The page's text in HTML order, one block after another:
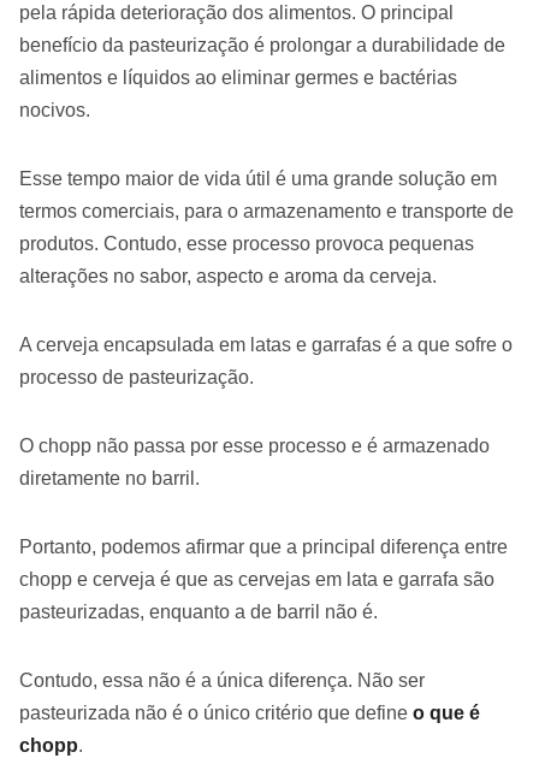
pela rápida deterioração dos alimentos. O principal
benefício da pasteurização é prolongar a durabilidade de
alimentos e líquidos ao eliminar germes e bactérias
nocivos.
Esse tempo maior de vida útil é uma grande solução em
termos comerciais, para o armazenamento e transporte de
produtos. Contudo, esse processo provoca pequenas
alterações no sabor, aspecto e aroma da cerveja.
A cerveja encapsulada em latas e garrafas é a que sofre o
processo de pasteurização.
O chopp não passa por esse processo e é armazenado
diretamente no barril.
Portanto, podemos afirmar que a principal diferença entre
chopp e cerveja é que as cervejas em lata e garrafa são
pasteurizadas, enquanto a de barril não é.
Contudo, essa não é a única diferença. Não ser
pasteurizada não é o único critério que define o que é
chopp.